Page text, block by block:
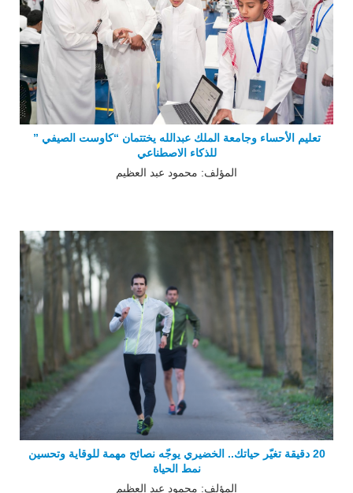
تعليم الأحساء وجامعة الملك عبدالله يختتمان “كاوست الصيفي ”
للذكاء الاصطناعي
المؤلف: محمود عبد العظيم
20 دقيقة تغيّر حياتك.. الخضيري يوجّه نصائح مهمة للوقاية وتحسين
نمط الحياة
المؤلف: محمود عبد العظيم